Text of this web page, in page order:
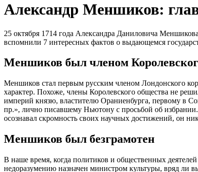
Александр Меншиков:
25 октября 1714 года Александра Даниловича
вспомнили 7 интересных фактов о выдающемся
Меншиков был членом
Меншиков стал первым русским членом Лондонского
характер. Похоже, члены Королевского общества не
империй князю, властителю Ораниенбурга, первому в
пр.», лично писавшему Ньютону с просьбой об
осознавал скромность своих научных достижений, он
Меншиков был безграмотен
В наше время, когда политиков и общественных
недоразумению назначен министром культуры, вряд ли